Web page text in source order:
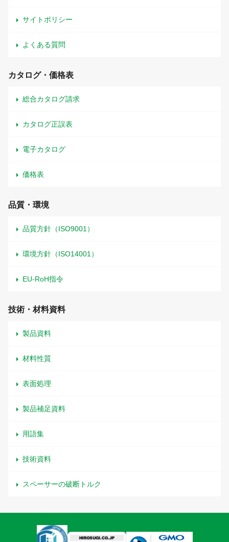
サイトポリシー
よくある質問
カタログ・価格表
総合カタログ請求
カタログ正誤表
電子カタログ
価格表
品質・環境
品質方針（ISO9001）
環境方針（ISO14001）
EU-RoH指令
技術・材料資料
製品資料
材料性質
表面処理
製品補足資料
用語集
技術資料
スペーサーの破断トルク